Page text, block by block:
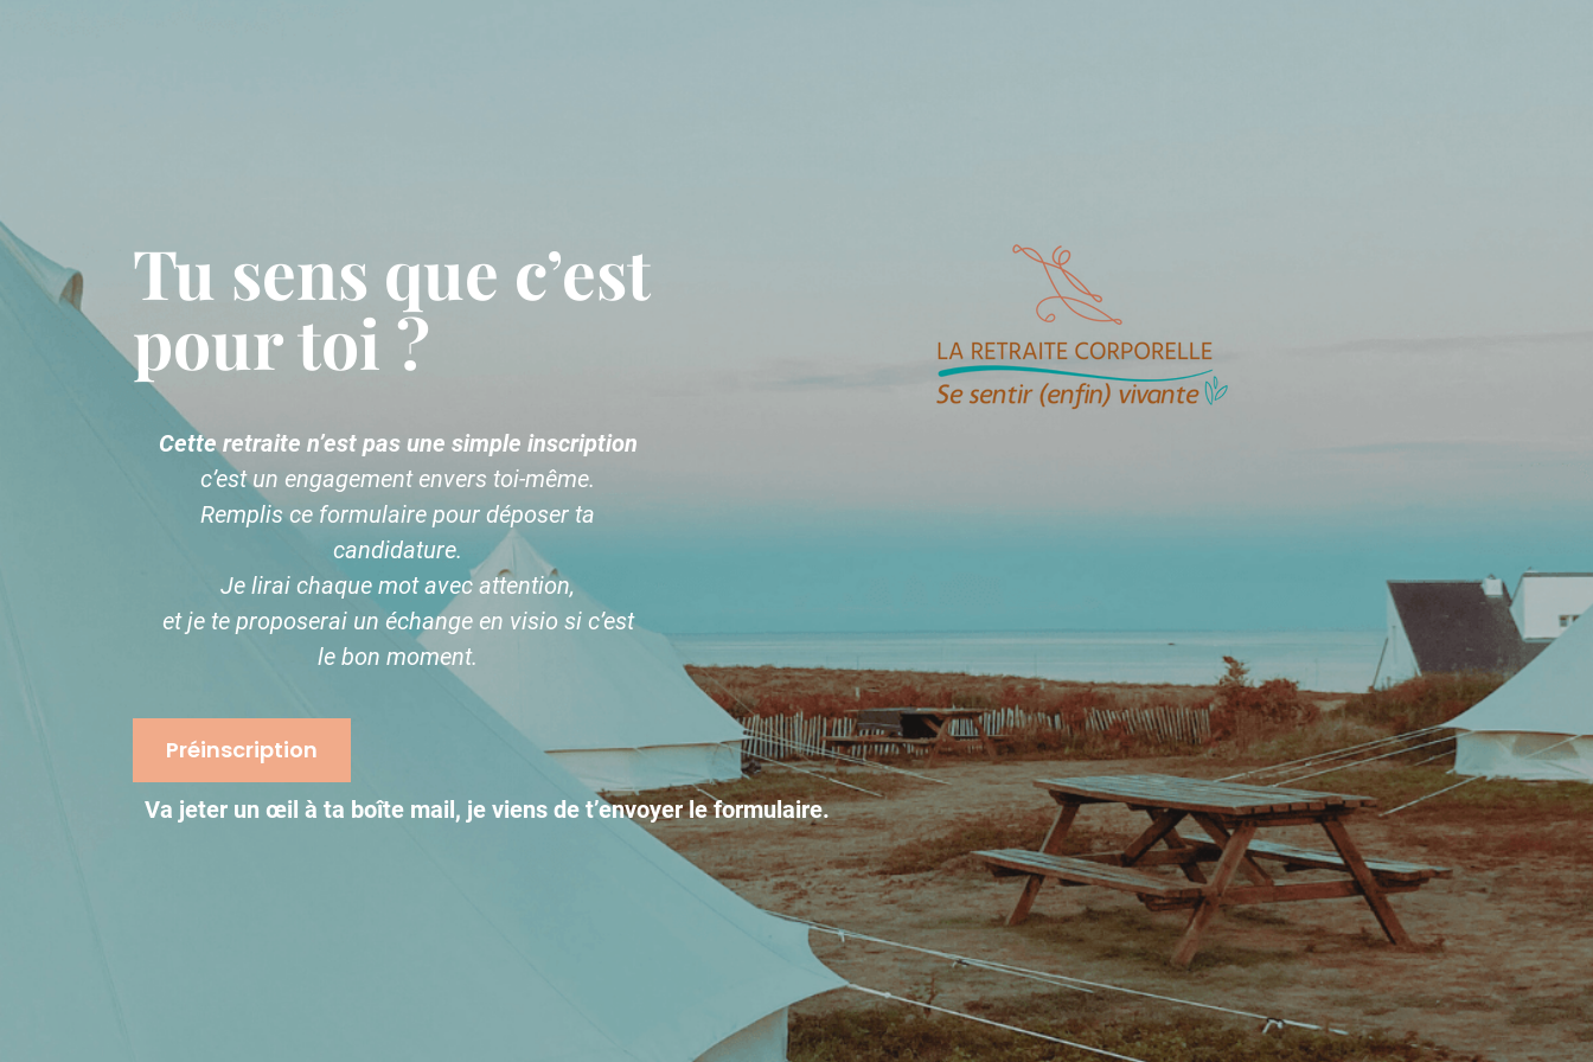
Tu sens que c’est
pour toi ?
Cette retraite n’est pas une simple inscription
c’est un engagement envers toi-même.
Remplis ce formulaire pour déposer ta
candidature.
Je lirai chaque mot avec attention,
et je te proposerai un échange en visio si c’est
le bon moment.
Préinscription
Va jeter un œil à ta boîte mail, je viens de t’envoyer le formulaire.